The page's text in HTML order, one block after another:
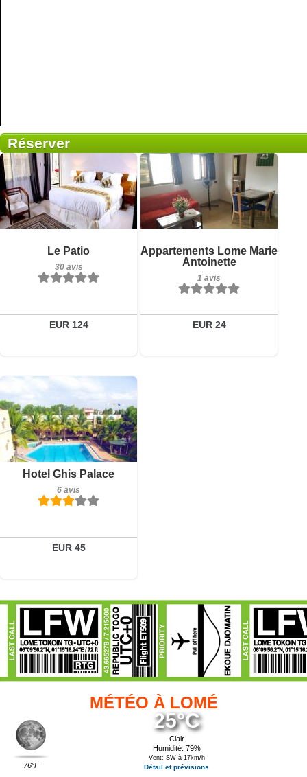
Réserver
Le Patio
30 avis
EUR 124
Réserver
Appartements Lome Marie
Antoinette
1 avis
EUR 24
1 avis
Détails
Réserver
Hotel Ghis Palace
6 avis
EUR 45
Réserver
MÉTÉO À LOMÉ
76°F
25°C
Clair
Humidité: 79%
Vent: SW à 17km/h
Détail et prévisions